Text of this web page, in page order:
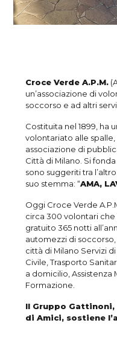
Croce Verde A.P.M.
un’associazione di
soccorso e ad altri
Costituita nel 1899, ha
volontariato alle
associazione di
Città di Milano. Si
sono suggeriti tra
suo stemma: “AMA,
Oggi Croce Verde
circa 300 volontari
gratuito 365 notti
automezzi di
città di Milano Servizi
Civile, Trasporto
a domicilio, Assistenza
Formazione.
Il Gruppo Gattinoni,
di Amici, sostiene